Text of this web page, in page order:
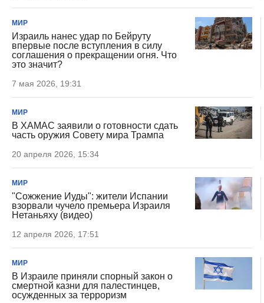
МИР
Израиль нанес удар по Бейруту
впервые после вступления в силу
соглашения о прекращении огня. Что
это значит?
7 мая 2026, 19:31
МИР
В ХАМАС заявили о готовности сдать
часть оружия Совету мира Трампа
20 апреля 2026, 15:34
МИР
"Сожжение Иуды": жители Испании
взорвали чучело премьера Израиля
Нетаньяху (видео)
12 апреля 2026, 17:51
МИР
В Израиле приняли спорный закон о
смертной казни для палестинцев,
осужденных за терроризм